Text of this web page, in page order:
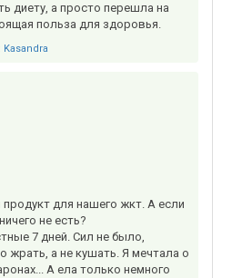
диету, а просто перешла на
польза для здоровья.
Kasandra
для нашего жкт. А если
не есть?
7 дней. Сил не было,
жрать, а не кушать. Я мечтала о
А ела только немного